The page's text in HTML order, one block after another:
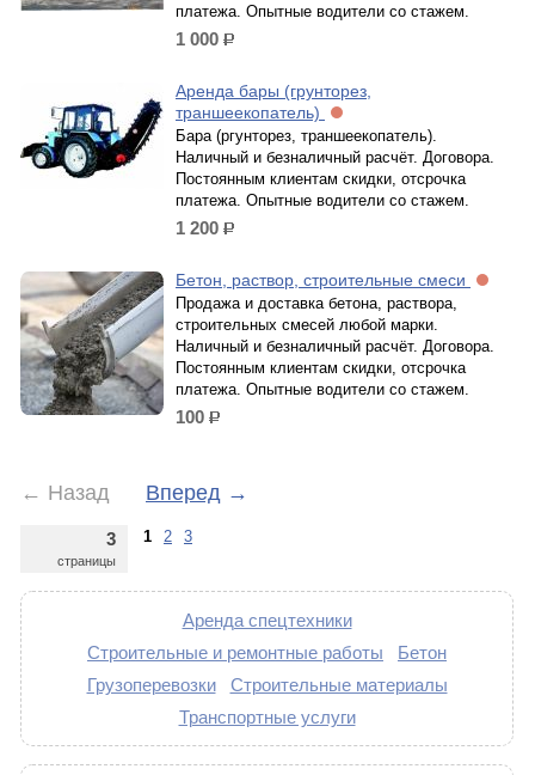
платежа. Опытные водители со стажем.
1 000 р.
Аренда бары (грунторез,
траншеекопатель)
Бара (ргунторез, траншеекопатель).
Наличный и безналичный расчёт. Договора.
Постоянным клиентам скидки, отсрочка
платежа. Опытные водители со стажем.
1 200 р.
Бетон, раствор, строительные смеси
Продажа и доставка бетона, раствора,
строительных смесей любой марки.
Наличный и безналичный расчёт. Договора.
Постоянным клиентам скидки, отсрочка
платежа. Опытные водители со стажем.
100 р.
← Назад Вперед →
3
страницы
1 2 3
Аренда спецтехники
Строительные и ремонтные работы
Бетон
Грузоперевозки
Строительные материалы
Транспортные услуги